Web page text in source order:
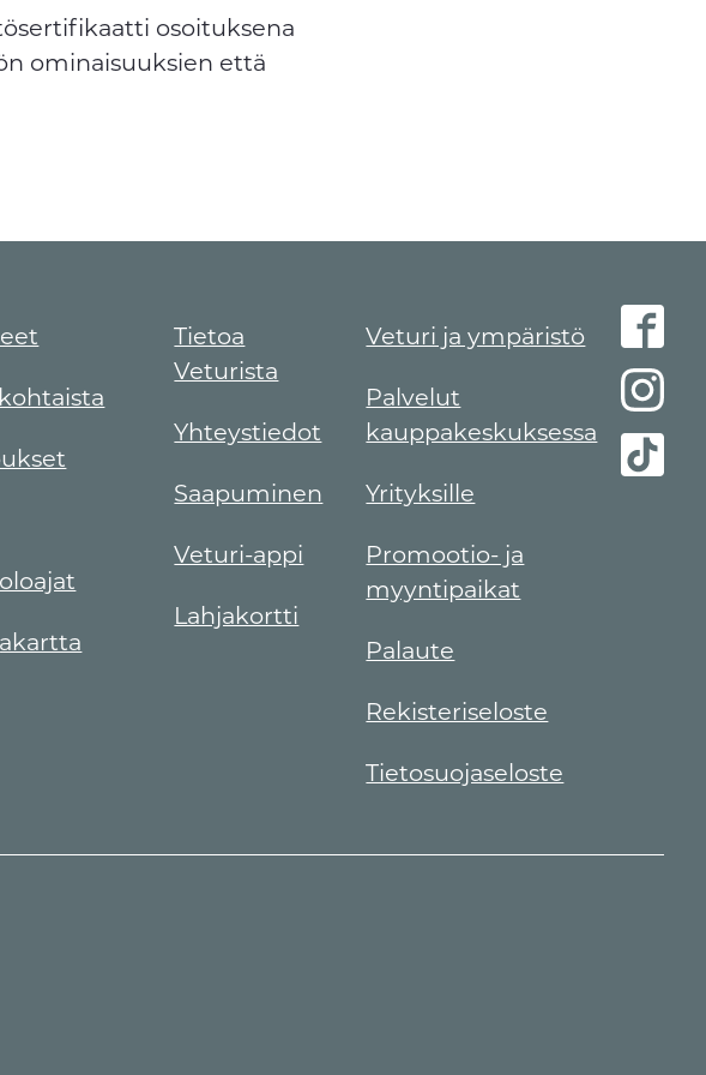
osoituksena
ominaisuuksien että
Tietoa
Veturista
Yhteystiedot
Saapuminen
Veturi-appi
Lahjakortti
Veturi ja ympäristö
Palvelut
kauppakeskuksessa
Yrityksille
Promootio- ja
myyntipaikat
Palaute
Rekisteriseloste
Tietosuojaseloste